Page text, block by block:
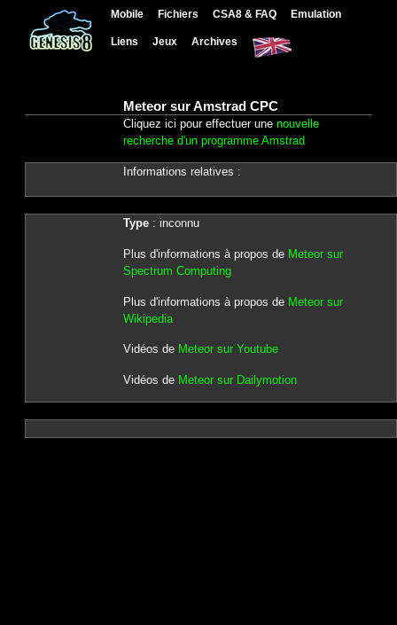
Mobile Fichiers CSA8 & FAQ Emulation
Liens Jeux Archives
Meteor sur Amstrad CPC
Cliquez ici pour effectuer une nouvelle
recherche d'un programme Amstrad
Informations relatives :
Type: inconnu
Plus d'informations à propos de Meteor sur
Spectrum Computing
Plus d'informations à propos de Meteor sur
Wikipedia
Vidéos de Meteor sur Youtube
Vidéos de Meteor sur Dailymotion